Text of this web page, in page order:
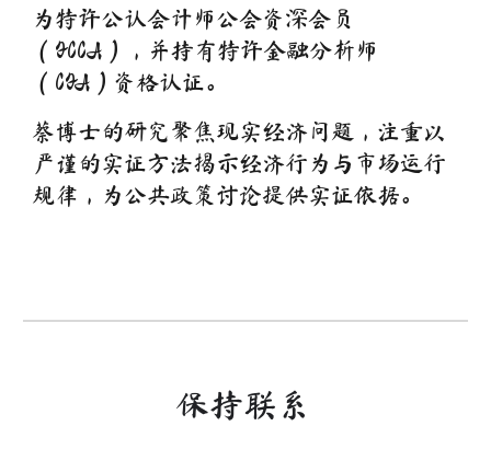
为特许公认会计师公会资深会员
（FCCA），并持有特许金融分析师
（CFA）资格认证。
蔡博士的研究聚焦现实经济问题，注重以
严谨的实证方法揭示经济行为与市场运行
规律，为公共政策讨论提供实证依据。
保持联系